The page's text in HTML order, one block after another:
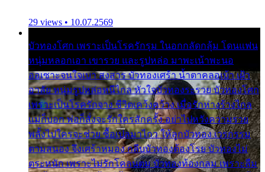
29 views • 10.07.2569
บัวทองโศก เพราะเป็นโรครักรุม ในอกกลัดกลุ้ม โดนแฟน
หนุ่มหลอกเอา เขารวย และรูปหล่อ มาพะเน้าพะนอ
ออเซาะจนใจเบา สงสาร บัวทองเศร้า น้ำตาคลอเบ้า เฝ้า
อาลัย หนุ่มรูปหล่อหนีไกล หัวใจบัวทองระรวย บัวทองโศก
เพราะเป็นโรครักจาง ชีวิตเคว้งคว้าง เมื่อรักห่างร้างไกล
แม่ก็บอก พ่อก็สั่งจะรักใครสักครั้ง อย่าไปหวังความรวย
พลั้งไปใครจะช่วย ซื้อเปลมาไกว ให้ลูกบัวทอง เวรกรรม
ตามสนอง จึงเศร้าหมอง กลีบบัวทองต้องโรย บัวทองไม่
ตระหนัก เพราะไม่รักโคลนตม บัวทองท้องกลม เพราะลืม